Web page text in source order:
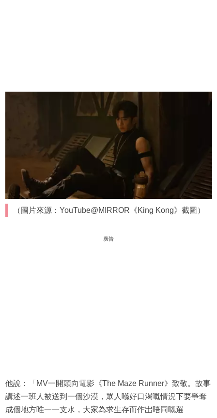
（圖片來源：YouTube@MIRROR《King Kong》截圖）
廣告
他說：「MV一開頭向電影《The Maze Runner》致敬。故事
講述一班人被送到一個沙漠，眾人喺好口渴嘅情況下要爭奪
成個地方唯一一支水，大家為求生存而作岀唔同嘅選